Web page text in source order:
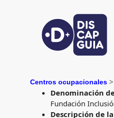
Centros ocupacionales
Denominación
Fundación
Descripción de